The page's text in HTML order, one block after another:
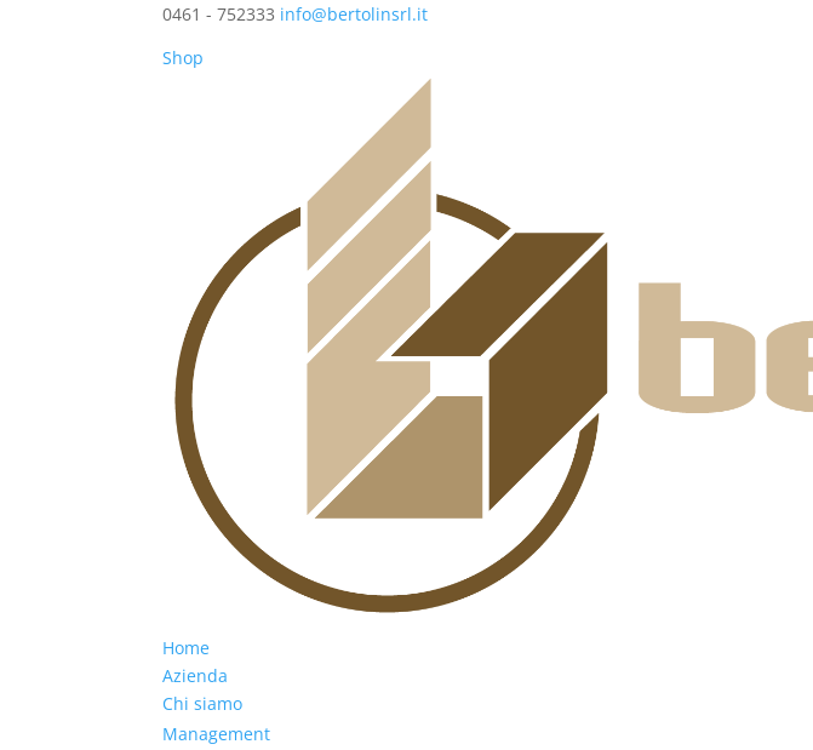
0461 - 752333 info@bertolinsrl.it
Shop
Home
Azienda
Chi siamo
Management